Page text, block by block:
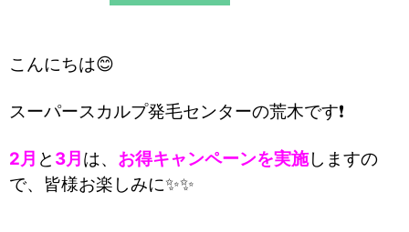
こんにちは😊
スーパースカルプ発毛センターの荒木です❗
2月 と 3月 は、 お得キャンペーンを実施しますの
で、皆様お楽しみに✨✨